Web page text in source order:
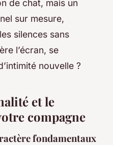
de chat, mais un
sur mesure,
silences sans
l’écran, se
nouvelle ?
et le
compagne
fondamentaux